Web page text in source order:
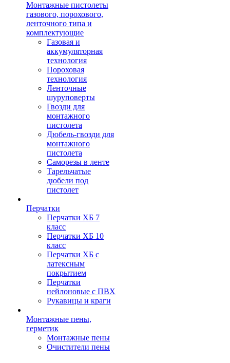
Монтажные пистолеты
газового, порохового,
ленточного типа и
комплектующие
Газовая и
аккумуляторная
технология
Пороховая
технология
Ленточные
шуруповерты
Гвозди для
монтажного
пистолета
Дюбель-гвозди для
монтажного
пистолета
Саморезы в ленте
Тарельчатые
дюбели под
пистолет
Перчатки
Перчатки ХБ 7
класс
Перчатки ХБ 10
класс
Перчатки ХБ с
латексным
покрытием
Перчатки
нейлоновые с ПВХ
Рукавицы и краги
Монтажные пены,
герметик
Монтажные пены
Очистители пены